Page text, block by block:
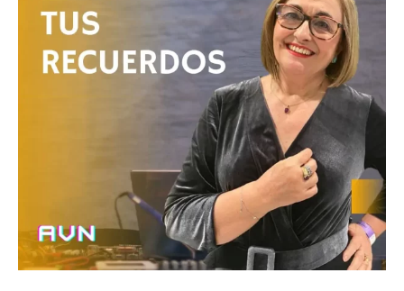
RECUERDOS
FLORA